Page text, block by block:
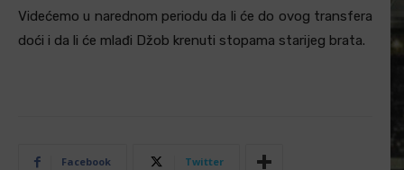
Videćemo u narednom periodu da li će do ovog transfera
doći i da li će mlađi Džob krenuti stopama starijeg brata.
Facebook Twitter